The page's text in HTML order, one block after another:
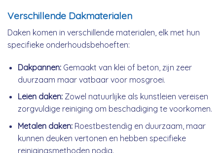
Verschillende Dakmaterialen
Daken komen in verschillende materialen, elk met hun
specifieke onderhoudsbehoeften:
Dakpannen:Gemaakt van klei of beton, zijn zeer
duurzaam maar vatbaar voor mosgroei.
Leien daken:Zowel natuurlijke als kunstleien vereisen
zorgvuldige reiniging om beschadiging te voorkomen.
Metalen daken:Roestbestendig en duurzaam, maar
kunnen deuken vertonen en hebben specifieke
reinigingsmethoden nodig.